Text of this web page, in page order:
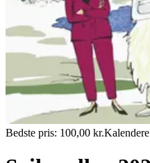
Bedste pris: 100,00 kr.